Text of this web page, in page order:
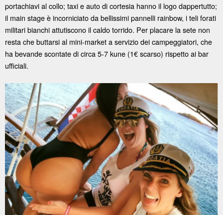
portachiavi al collo; taxi e auto di cortesia hanno il logo dappertutto;
il main stage è incorniciato da bellissimi pannelli rainbow, i teli forati
militari bianchi attutiscono il caldo torrido. Per placare la sete non
resta che buttarsi al mini-market a servizio dei campeggiatori, che
ha bevande scontate di circa 5-7 kune (1€ scarso) rispetto ai bar
ufficiali.